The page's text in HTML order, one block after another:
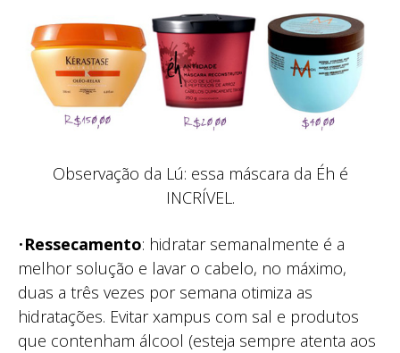
Observação da Lú: essa máscara da Éh é
INCRÍVEL.
•Ressecamento: hidratar semanalmente é a
melhor solução e lavar o cabelo, no máximo,
duas a três vezes por semana otimiza as
hidratações. Evitar xampus com sal e produtos
que contenham álcool (esteja sempre atenta aos